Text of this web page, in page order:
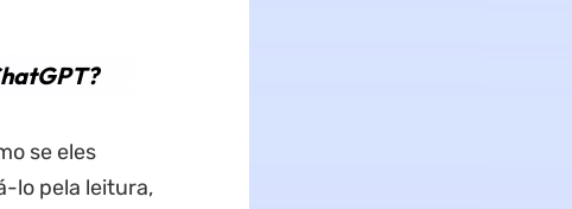
se eles
lo pela leitura,